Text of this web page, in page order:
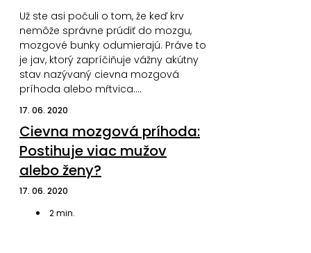
Už ste asi počuli o tom, že keď krv
nemôže správne prúdiť do mozgu,
mozgové bunky odumierajú. Práve to
je jav, ktorý zapríčiňuje vážny akútny
stav nazývaný cievna mozgová
príhoda alebo mŕtvica.…
17. 06. 2020
Cievna mozgová príhoda:
Postihuje viac mužov
alebo ženy?
17. 06. 2020
2min.